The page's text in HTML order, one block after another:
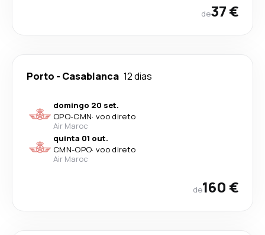
de37 €
Porto - Casablanca 12 dias
domingo 20 set.
OPO-CMN· voo direto
Air Maroc
quinta 01 out.
CMN-OPO· voo direto
Air Maroc
de160 €